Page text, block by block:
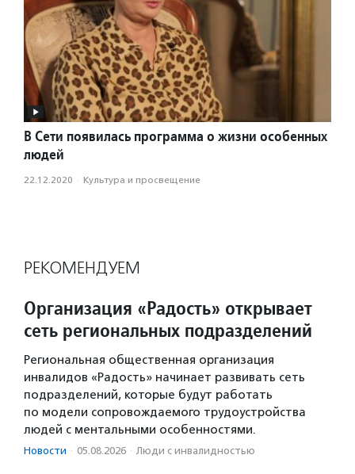
В Сети появилась программа о жизни особенных
людей
22.12.2020 · Культура и просвещение
РЕКОМЕНДУЕМ
Организация «Радость» открывает
сеть региональных подразделений
Региональная общественная организация
инвалидов «Радость» начинает развивать сеть
подразделений, которые будут работать
по модели сопровождаемого трудоустройства
людей с ментальными особенностями.
Новости · 05.08.2026 · Люди с инвалидностью